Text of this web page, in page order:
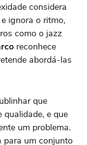
considera
ignora o ritmo,
como o jazz
reconhece
abordá-las
que
qualidade, e que
um problema.
para um conjunto